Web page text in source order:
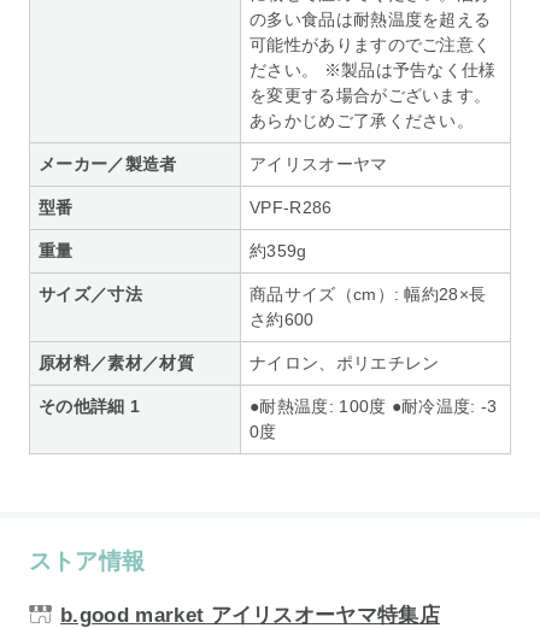
の多い食品は耐熱温度を超える
可能性がありますのでご注意く
ださい。 ※製品は予告なく仕様
を変更する場合がございます。
あらかじめご了承ください。
メーカー／製造者 アイリスオーヤマ
型番 VPF-R286
重量 約359g
サイズ／寸法
商品サイズ（cm）: 幅約28×長
さ約600
原材料／素材／材質 ナイロン、ポリエチレン
その他詳細 1
●耐熱温度: 100度 ●耐冷温度: -3
0度
ストア情報
b.good market アイリスオーヤマ特集店